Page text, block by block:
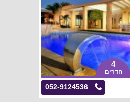
4
חדרים
052-9124536